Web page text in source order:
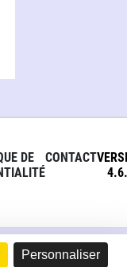
Personnaliser
DE
CONTACT